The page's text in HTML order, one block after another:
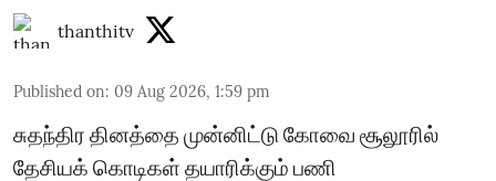
thanthitv
Published on: 09 Aug 2026, 1:59 pm
சுதந்திர தினத்தை முன்னிட்டு கோவை சூலூரில்
தேசியக் கொடிகள் தயாரிக்கும் பணி